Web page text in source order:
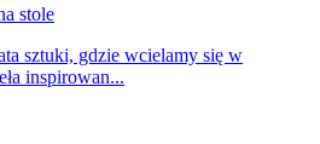
stole
sztuki, gdzie wcielamy się w
inspirowan...